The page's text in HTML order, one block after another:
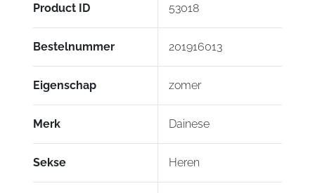
verwijderen, maken Dry Suit het ideale
het de grootst mogelijke frisheid en een
comfortabel gevoel garandeert, zelfs op de
meest intense momenten van activiteit.
en mobiliteit. Versterkingen op de meest
voorkomende contactgebieden garanderen
maximale duurzaamheid van het kledingstuk.
Product ID 53018
Bestelnummer 201916013
Eigenschap zomer
Merk Dainese
Sekse Heren